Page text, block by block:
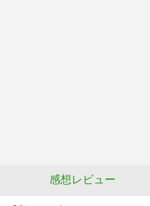
感想レビュー